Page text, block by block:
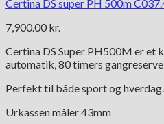
Certina DS super PH 500m
7,900.00 kr.
Certina DS Super PH500M er et
automatik, 80 timers
Perfekt til både sport og hverdag.
Urkassen måler 43mm